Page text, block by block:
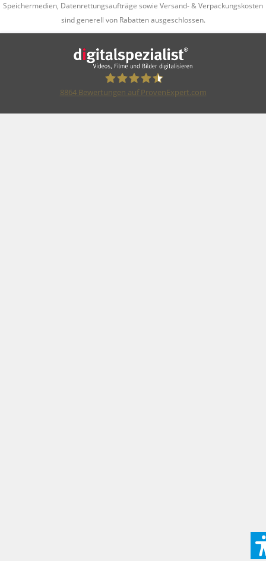
Speichermedien, Datenrettungsaufträge sowie Versand- & Verpackungskosten
sind generell von Rabatten ausgeschlossen.
F&G Digitalspezialist GmbH
8864Bewertungen auf ProvenExpert.com